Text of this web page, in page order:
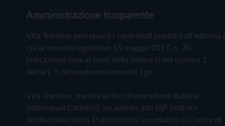
Amministrazione trasparente
Vita Trentina percepisce i contributi pubblici all'editoria
cui al decreto legislativo 15 maggio 2017, n. 70.
Indicazione resa ai sensi della lettera f) del comma 2
dell'art. 5 del medesimo decreto Lgs.
Vita Trentina, tramite la Fisc (Federazione Italiana
Settimanali Cattolici), ha aderito allo IAP (Istituto
dell'Autodisciplina Pubblicitaria) accettando il Codice di